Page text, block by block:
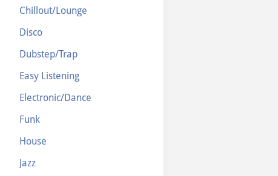
Chillout/Lounge
Disco
Dubstep/Trap
Easy Listening
Electronic/Dance
Funk
House
Jazz